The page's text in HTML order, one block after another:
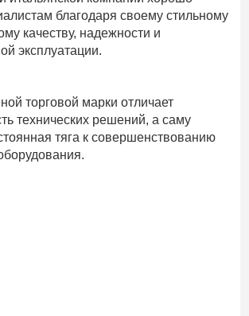
благодаря своему стильному
качеству, надежности и
эксплуатации.
торговой марки отличает
технических решений, а саму
тяга к совершенствованию